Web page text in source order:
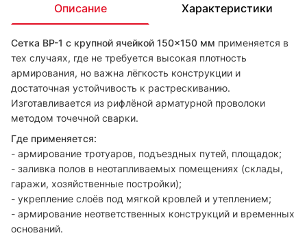
Описание Характеристики
Сетка ВР-1 с крупной ячейкой 150×150 мм применяется в
тех случаях, где не требуется высокая плотность
армирования, но важна лёгкость конструкции и
достаточная устойчивость к растрескиванию.
Изготавливается из рифлёной арматурной проволоки
методом точечной сварки.
Где применяется:
- армирование тротуаров, подъездных путей, площадок;
- заливка полов в неотапливаемых помещениях (склады,
гаражи, хозяйственные постройки);
- укрепление слоёв под мягкой кровлей и утеплением;
- армирование неответственных конструкций и временных
оснований.